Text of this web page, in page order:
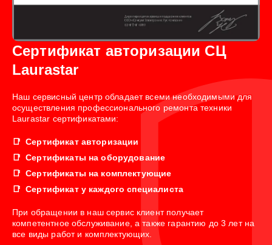
Сертификат авторизации СЦ
Laurastar
Наш сервисный центр обладает всеми необходимыми для
осуществления профессионального ремонта техники
Laurastar сертификатами:
Сертификат авторизации
Сертификаты на оборудование
Сертификаты на комплектующие
Сертификат у каждого специалиста
При обращении в наш сервис клиент получает
компетентное обслуживание, а также гарантию до 3 лет на
все виды работ и комплектующих.